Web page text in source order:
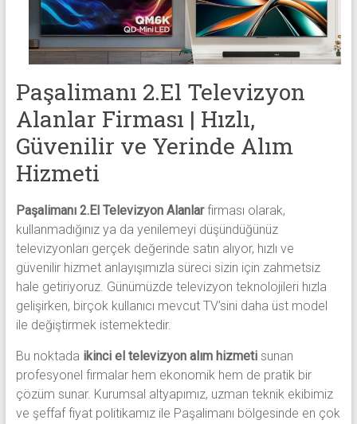
alanlar
adresten
alım
yapıyor
Paşalimanı 2.El Televizyon
Alanlar Firması | Hızlı,
Güvenilir ve Yerinde Alım
Hizmeti
Paşalimanı 2.El Televizyon Alanlarfirması olarak,
kullanmadığınız ya da yenilemeyi düşündüğünüz
televizyonları gerçek değerinde satın alıyor, hızlı ve
güvenilir hizmet anlayışımızla süreci sizin için zahmetsiz
hale getiriyoruz. Günümüzde televizyon teknolojileri hızla
gelişirken, birçok kullanıcı mevcut TV’sini daha üst model
ile değiştirmek istemektedir.
Bu noktada ikinci el televizyon alım hizmetisunan
profesyonel firmalar hem ekonomik hem de pratik bir
çözüm sunar. Kurumsal altyapımız, uzman teknik ekibimiz
ve şeffaf fiyat politikamız ile Paşalimanı bölgesinde en çok